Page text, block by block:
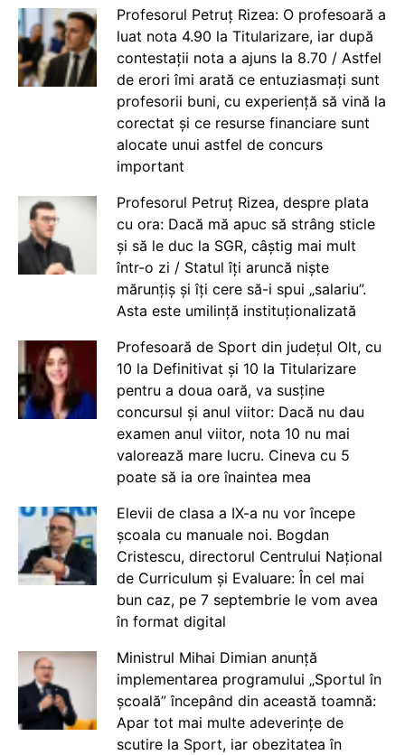
Profesorul Petruț Rizea: O profesoară a
luat nota 4.90 la Titularizare, iar după
contestații nota a ajuns la 8.70 / Astfel
de erori îmi arată ce entuziasmați sunt
profesorii buni, cu experiență să vină la
corectat și ce resurse financiare sunt
alocate unui astfel de concurs
important
Profesorul Petruț Rizea, despre plata
cu ora: Dacă mă apuc să strâng sticle
și să le duc la SGR, câștig mai mult
într-o zi / Statul îți aruncă niște
mărunțiș și îți cere să-i spui „salariu”.
Asta este umilință instituționalizată
Profesoară de Sport din județul Olt, cu
10 la Definitivat și 10 la Titularizare
pentru a doua oară, va susține
concursul și anul viitor: Dacă nu dau
examen anul viitor, nota 10 nu mai
valorează mare lucru. Cineva cu 5
poate să ia ore înaintea mea
Elevii de clasa a IX-a nu vor începe
școala cu manuale noi. Bogdan
Cristescu, directorul Centrului Național
de Curriculum și Evaluare: În cel mai
bun caz, pe 7 septembrie le vom avea
în format digital
Ministrul Mihai Dimian anunță
implementarea programului „Sportul în
școală” începând din această toamnă:
Apar tot mai multe adeverințe de
scutire la Sport, iar obezitatea în